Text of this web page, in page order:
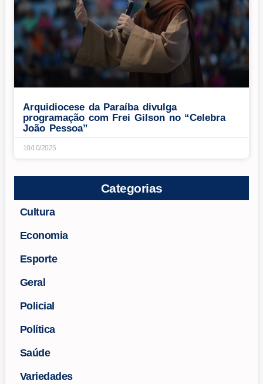
Arquidiocese da Paraíba divulga
programação com Frei Gilson no “Celebra
João Pessoa”
10/10/2025
Categorias
Cultura
Economia
Esporte
Geral
Policial
Política
Saúde
Variedades